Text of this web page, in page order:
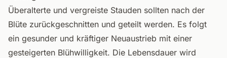
Überalterte und vergreiste Stauden sollten nach der
Blüte zurückgeschnitten und geteilt werden. Es folgt
ein gesunder und kräftiger Neuaustrieb mit einer
gesteigerten Blühwilligkeit. Die Lebensdauer wird